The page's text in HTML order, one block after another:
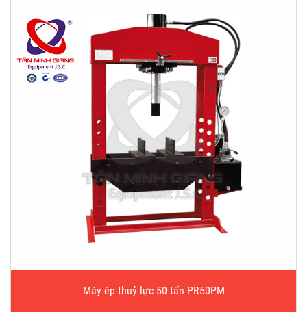
Máy ép thuỷ lực 50 tấn PR50PM